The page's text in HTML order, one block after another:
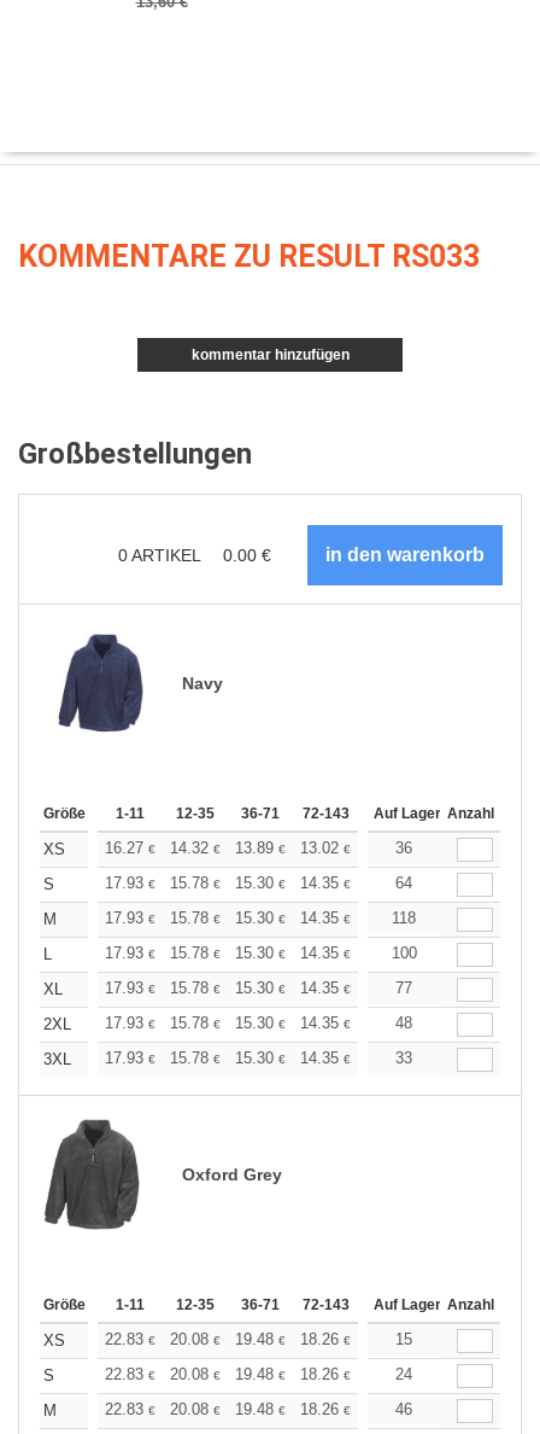
KOMMENTARE ZU RESULT RS033
kommentar hinzufügen
Großbestellungen
0ARTIKEL 0.00 €
Navy
Größe 1-11 12-35 36-71 72-143 144-287 288 +
Auf Lager Anzahl
XS 16.27 € 14.32 € 13.89 € 13.02 € 12.36€
36
S
17.93 € 15.78 € 15.30 € 14.35 € 13.62€
64
M
17.93 € 15.78 € 15.30 € 14.35 € 13.62€
118
L
17.93 € 15.78 € 15.30 € 14.35 € 13.62€
100
XL
17.93 € 15.78 € 15.30 € 14.35 € 13.62€
77
2XL
17.93 € 15.78 € 15.30 € 14.35 € 13.62€
48
3XL
17.93 € 15.78 € 15.30 € 14.35 € 13.62€
33
Oxford Grey
Größe 1-11 12-35 36-71 72-143 144-287 288 +
Auf Lager Anzahl
XS 22.83 € 20.08 € 19.48 € 18.26 € 17.34€
15
S
22.83 € 20.08 € 19.48 € 18.26 € 17.34€
24
M
22.83 € 20.08 € 19.48 € 18.26 € 17.34€
46